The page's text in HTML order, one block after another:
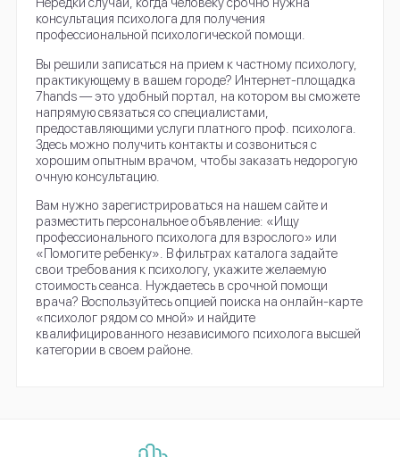
консультация психолога для получения
профессиональной психологической помощи.
Вы решили записаться на прием к частному психологу,
практикующему в вашем городе? Интернет-площадка
7hands — это удобный портал, на котором вы сможете
напрямую связаться со специалистами,
предоставляющими услуги платного проф. психолога.
Здесь можно получить контакты и созвониться с
хорошим опытным врачом, чтобы заказать недорогую
очную консультацию.
Вам нужно зарегистрироваться на нашем сайте и
разместить персональное объявление: «Ищу
профессионального психолога для взрослого» или
«Помогите ребенку». В фильтрах каталога задайте
свои требования к психологу, укажите желаемую
стоимость сеанса. Нуждаетесь в срочной помощи
врача? Воспользуйтесь опцией поиска на онлайн-карте
«психолог рядом со мной» и найдите
квалифицированного независимого психолога высшей
категории в своем районе.